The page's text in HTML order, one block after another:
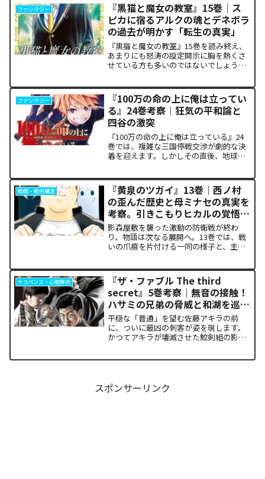
ファンタジー
『黒猫と魔女の教室』15巻｜ス
ピカに宿るアルクの魂とデネボラ
の過去が明かす「転生の真実」
『黒猫と魔女の教室』15巻を読み終え、
あまりにも怒涛の設定開示に胸を熱くさ
せている方も多いのではないでしょう
ドの裏側で、本作最大のミステリーであ
った「アルクの正体」と...
ファンタジー
『100万の命の上に俺は立ってい
る』24巻考察｜狂気の平和論と
四谷の激突
『100万の命の上に俺は立っている』24
巻では、複雑な三国停戦交渉が劇的な決
着を迎えます。しかしその直後、地球を
ち塞がります。彼が主張する「狂気の平
和論」と四谷友助たち...
戦闘・戦術構造
『黄泉のツガイ』13巻｜西ノ村
の歪んだ歴史と母ミナセの真実を
考察。引きこもりヒカルの覚悟に
震える理由
影森屋敷を襲った激動の防衛戦が終わ
り、物語は次なる展開へ。13巻では、戦
いの爪痕を片付ける一同の様子と、主人
ど熱く焦がすのでしょうか。本記事で
は、13巻で明かされた驚愕...
サスペンス・心理解析
『ザ・ファブル The third
secret』5巻考察｜無音の接触！
ハサミの兄弟の脅威と和湖を巡る
因縁の真相
平穏な「普通」を望む佐藤アキラの前
に、ついに最凶の刺客が姿を現します。
かつてアキラが壊滅させた鮫剣組の影に
スポンサーリンク